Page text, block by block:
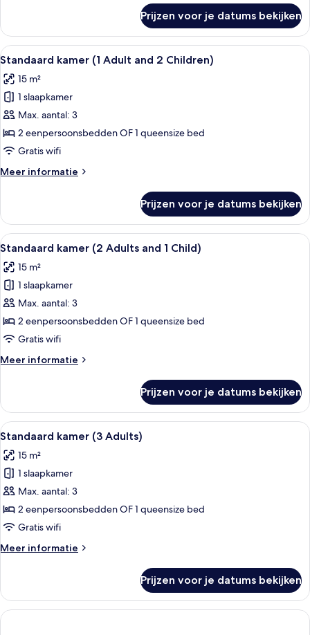
kamer
(1
Adult
Child)
Prijzen voor je datums bekijken
Alle
foto's
voor
Standaard
kamer
(1
Adult
2
Een hotelkamer met twee bedden,
6
Standaard kamer (1 Adult and 2 Children)
15 m²
1 slaapkamer
Max. aantal: 3
2 eenpersoonsbedden OF 1 queensize bed
Gratis wifi
Meer informatie
Meer
kamer
(1
Adult
2
Children)
Prijzen voor je datums bekijken
Alle
foto's
voor
Standaard
kamer
(2
Adults
1
Een hotelkamer met twee bedden,
6
Standaard kamer (2 Adults and 1 Child)
15 m²
1 slaapkamer
Max. aantal: 3
2 eenpersoonsbedden OF 1 queensize bed
Gratis wifi
Meer informatie
Meer
kamer
(2
Adults
Child)
Prijzen voor je datums bekijken
Alle
foto's
voor
Standaard
kamer
(3
Adults)
Een hotelkamer met twee bedden,
6
Standaard kamer (3 Adults)
15 m²
1 slaapkamer
Max. aantal: 3
2 eenpersoonsbedden OF 1 queensize bed
Gratis wifi
Meer informatie
Meer
kamer
(3
Adults)
Prijzen voor je datums bekijken